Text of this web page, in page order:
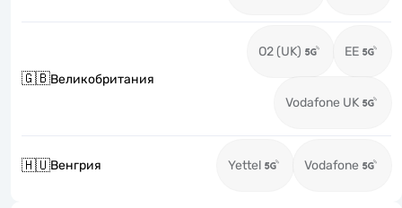
🇬🇧Великобритания
O2 (UK) EE
Vodafone UK
🇭🇺Венгрия Yettel Vodafone